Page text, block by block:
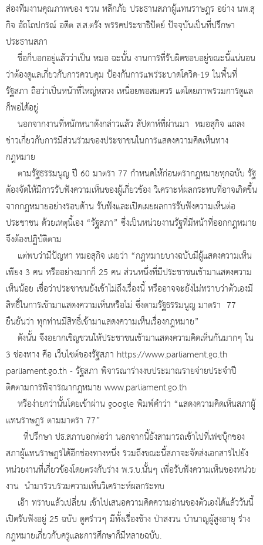
ส่องทีมงานคุณภาพของ ชวน หลีกภัย ประธานสภาผู้แทนราษฎร อย่าง นพ.สุ
กิจ อัถโถปกรณ์ อดีต ส.ส.ตรัง พรรคประชาธิปัตย์ ปัจจุบันเป็นที่ปรึกษา
ประธานสภา
ชื่อก็บอกอยู่แล้วว่าเป็น หมอ ฉะนั้น งานการที่รับผิดชอบอยู่ขณะนี้แน่นอน
ว่าต้องดูแลเกี่ยวกับการควบคุม ป้องกันการแพร่ระบาดโควิด-19 ในพื้นที่
รัฐสภา ถือว่าเป็นหน้าที่ใหญ่หลวง เหนื่อยพอสมควร แต่โดยภาพรวมการดูแล
ก็พอได้อยู่
นอกจากงานที่หนักหนาดังกล่าวแล้ว สัปดาห์ที่ผ่านมา หมอสุกิจ แถลง
ข่าวเกี่ยวกับการมีส่วนร่วมของประชาชนในการแสดงความคิดเห็นทาง
กฎหมาย
ตามรัฐธรรมนูญ ปี 60 มาตรา 77 กำหนดให้ก่อนตรากฎหมายทุกฉบับ รัฐ
ต้องจัดให้มีการรับฟังความเห็นของผู้เกี่ยวข้อง วิเคราะห์ผลกระทบที่อาจเกิดขึ้น
จากกฎหมายอย่างรอบด้าน รับฟังและเปิดเผยผลการรับฟังความเห็นต่อ
ประชาชน ด้วยเหตุนี้เอง “รัฐสภา” ซึ่งเป็นหน่วยงานรัฐที่มีหน้าที่ออกกฎหมาย
จึงต้องปฏิบัติตาม
แต่พบว่ามีปัญหา หมอสุกิจ เผยว่า “กฎหมายบางฉบับมีผู้แสดงความเห็น
เพียง 3 คน หรืออย่างมากก็ 25 คน ส่วนหนึ่งที่มีประชาชนเข้ามาแสดงความ
เห็นน้อย เชื่อว่าประชาชนยังเข้าไม่ถึงเรื่องนี้ หรืออาจจะยังไม่ทราบว่าตัวเองมี
สิทธิ์ในการเข้ามาแสดงความเห็นหรือไม่ ซึ่งตามรัฐธรรมนูญ มาตรา 77
ยืนยันว่า ทุกท่านมีสิทธิ์เข้ามาแสดงความเห็นเรื่องกฎหมาย”
ดังนั้น จึงอยากเชิญชวนให้ประชาชนเข้ามาแสดงความคิดเห็นกันมากๆ ใน
3 ช่องทาง คือ เว็บไซต์ของรัฐสภา https://www.parliament.go.th
parliament.go.th - รัฐสภา พิจารณาร่างงบประมาณรายจ่ายประจำปี
ติดตามการพิจารณากฎหมาย www.parliament.go.th
หรือง่ายกว่านั้นโดยเข้าผ่าน google พิมพ์คำว่า “แสดงความคิดเห็นสภาผู้
แทนราษฎร ตามมาตรา 77”
ที่ปรึกษา ปธ.สภาบอกต่อว่า นอกจากนี้ยังสามารถเข้าไปที่เฟซบุ๊กของ
สภาผู้แทนราษฎรได้อีกช่องทางหนึ่ง รวมถึงขณะนี้สภาจะจัดส่งเอกสารไปยัง
หน่วยงานที่เกี่ยวข้องโดยตรงกับร่าง พ.ร.บ.นั้นๆ เพื่อรับฟังความเห็นของหน่วย
งาน นำมารวบรวมความเห็นวิเคราะห์ผลกระทบ
เอ๊า ทราบแล้วเปลี่ยน เข้าไปเสนอความคิดความอ่านของตัวเองได้แล้ววันนี้
เปิดรับฟังอยู่ 25 ฉบับ ดูคร่าวๆ มีทั้งเรื่องช้าง ป่าสงวน บำนาญผู้สูงอายุ ร่าง
กฎหมายเกี่ยวกับครูและการศึกษาก็มีหลายฉบับ.